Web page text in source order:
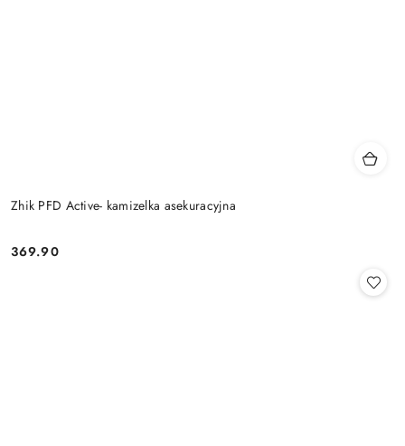
Zhik PFD Active- kamizelka asekuracyjna
Cena:
369.90